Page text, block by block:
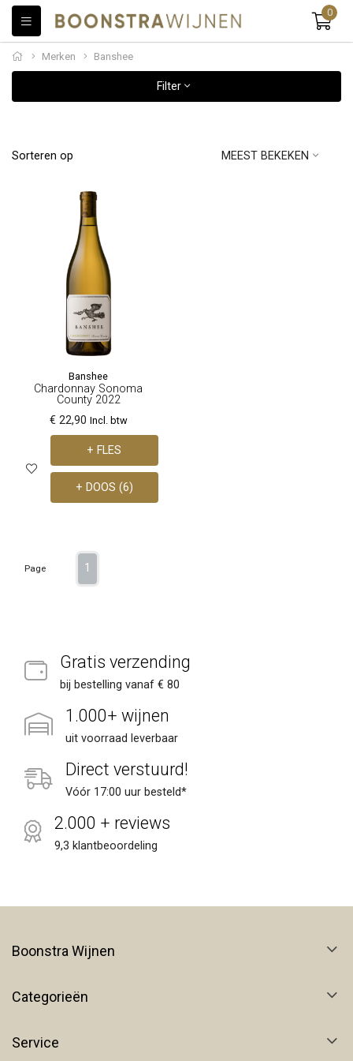
0
Merken Banshee
Filter
Sorteren op MEEST BEKEKEN
Banshee
Chardonnay Sonoma
County 2022
€ 22,90 Incl. btw
+ FLES
+ DOOS (6)
Page 1
Gratis verzending
bij bestelling vanaf € 80
1.000+ wijnen
uit voorraad leverbaar
Direct verstuurd!
Vóór 17:00 uur besteld*
2.000 + reviews
9,3 klantbeoordeling
Boonstra Wijnen
Categorieën
Service